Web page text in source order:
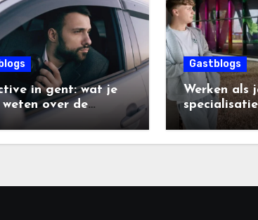
in gent: wat je
over de
Gastblogs
Werken als